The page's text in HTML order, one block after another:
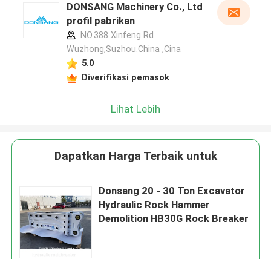
DONSANG Machinery Co., Ltd
profil pabrikan
NO.388 Xinfeng Rd
Wuzhong,Suzhou.China ,Cina
5.0
Diverifikasi pemasok
Lihat Lebih
Dapatkan Harga Terbaik untuk
Donsang 20 - 30 Ton Excavator
Hydraulic Rock Hammer
Demolition HB30G Rock Breaker